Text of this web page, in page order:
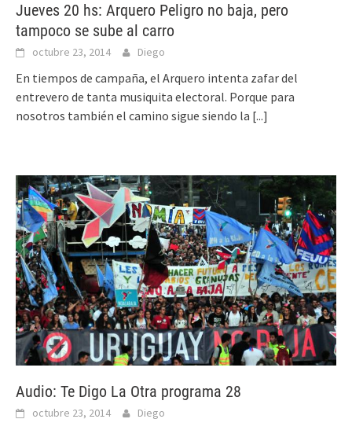
Jueves 20 hs: Arquero Peligro no baja, pero
tampoco se sube al carro
octubre 23, 2014 Diego
En tiempos de campaña, el Arquero intenta zafar del
entrevero de tanta musiquita electoral. Porque para
nosotros también el camino sigue siendo la [...]
Audio: Te Digo La Otra programa 28
octubre 23, 2014 Diego